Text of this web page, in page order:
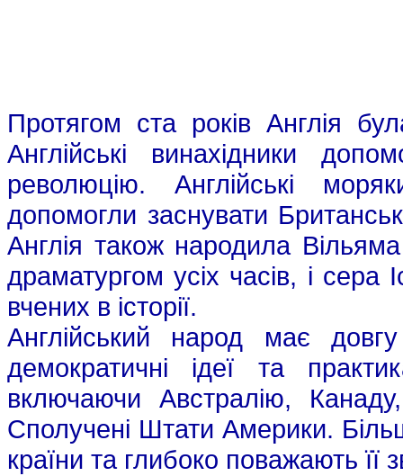
Протягом ста років Англія
Англійські винахідники
революцію. Англійські
допомогли заснувати
Англія також народила
драматургом усіх часів, і
вчених в історії.
Англійський народ має
демократичні ідеї та
включаючи Австралію,
Сполучені Штати Америки.
країни та глибоко поважають її